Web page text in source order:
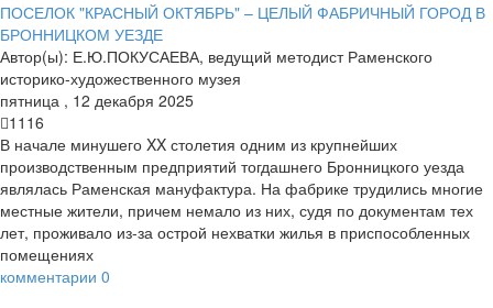
ПОСЕЛОК "КРАСНЫЙ ОКТЯБРЬ" – ЦЕЛЫЙ ФАБРИЧНЫЙ ГОРОД В
БРОННИЦКОМ УЕЗДЕ
Автор(ы): Е.Ю.ПОКУСАЕВА, ведущий методист Раменского
историко-художественного музея
пятница , 12 декабря 2025
1116
В начале минушего XX столетия одним из крупнейших
производственным предприятий тогдашнего Бронницкого уезда
являлась Раменская мануфактура. На фабрике трудились многие
местные жители, причем немало из них, судя по документам тех
лет, проживало из-за острой нехватки жилья в приспособленных
помещениях
комментарии 0